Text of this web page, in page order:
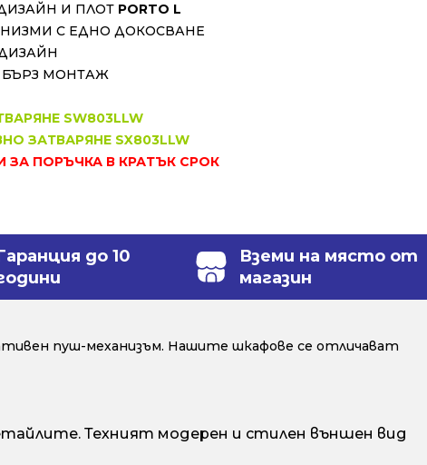
И ПЛОТ PORTO L
С ЕДНО ДОКОСВАНЕ
БЪРЗ МОНТАЖ
SW803LLW
ЗАТВАРЯНЕ SX803LLW
ЗА ПОРЪЧКА В КРАТЪК СРОК
до 10
Вземи на място от
магазин
пуш-механизъм. Нашите шкафове се отличават
Техният модерен и стилен външен вид